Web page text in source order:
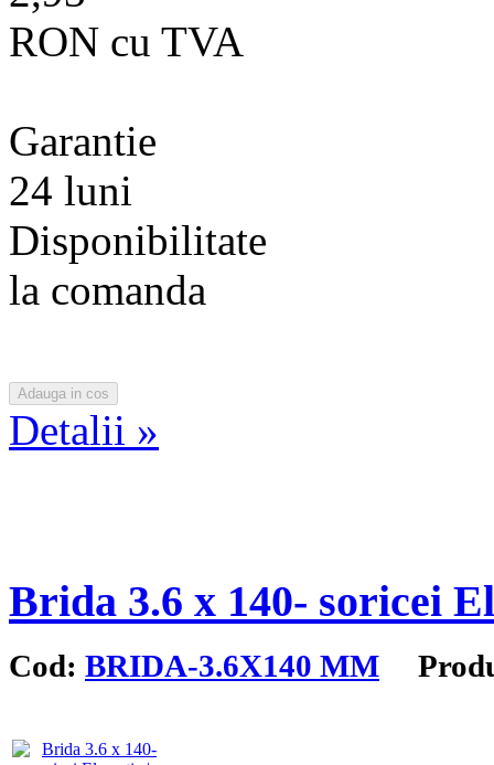
RON cu TVA
Garantie
24 luni
Disponibilitate
la comanda
Detalii »
Brida 3.6 x 140- soricei
Cod: BRIDA-3.6X140 MM